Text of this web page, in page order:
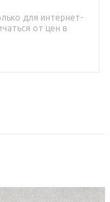
для интернет-
от цен в